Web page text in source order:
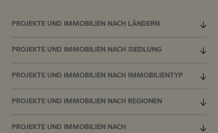
PROJEKTE UND IMMOBILIEN NACH LÄNDERN
PROJEKTE UND IMMOBILIEN NACH SIEDLUNG
PROJEKTE UND IMMOBILIEN NACH IMMOBILIENTYP
PROJEKTE UND IMMOBILIEN NACH REGIONEN
PROJEKTE UND IMMOBILIEN NACH